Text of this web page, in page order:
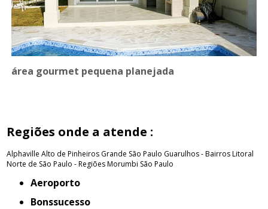
área gourmet pequena planejada
Regiões onde a atende :
Alphaville Alto de Pinheiros Grande São Paulo Guarulhos - BairrosLitoral
Norte de São Paulo - RegiõesMorumbi São Paulo
Aeroporto
Bonssucesso